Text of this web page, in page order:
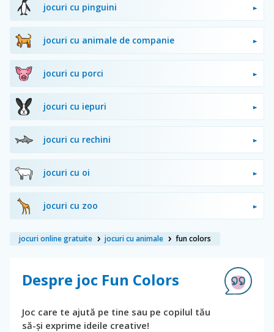
jocuri cu pinguini
jocuri cu animale de companie
jocuri cu porci
jocuri cu iepuri
jocuri cu rechini
jocuri cu oi
jocuri cu zoo
jocuri online gratuite jocuri cu animale fun colors
Despre joc Fun Colors
Joc care te ajută pe tine sau pe copilul tău
să-și exprime ideile creative!